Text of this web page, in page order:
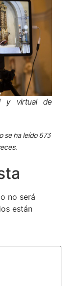
y virtual de
se ha leído 673
no será
están